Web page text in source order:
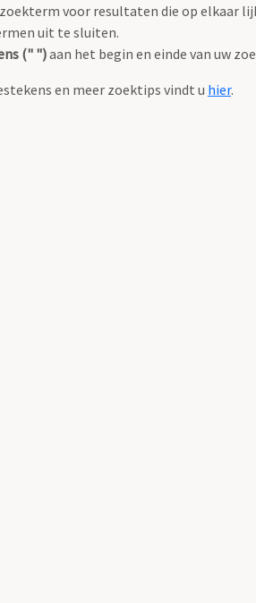
voor resultaten die op elkaar
uit te sluiten.
(" ")aan het begin en einde van uw
en meer zoektips vindt u hier.